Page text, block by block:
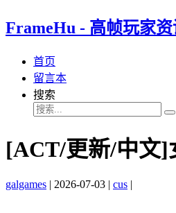
FrameHu - 高帧玩家
首页
留言本
搜索
[ACT/更新/中文]
galgames | 2026-07-03 | cus |